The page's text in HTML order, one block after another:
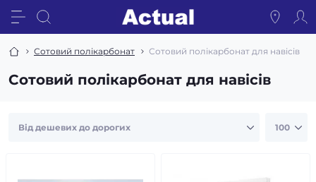
Сотовий полікарбонат Сотовий полікарбонат для навісів
Сотовий полікарбонат для навісів